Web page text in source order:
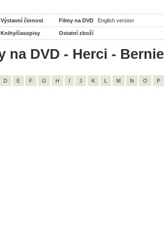
Výstavní činnost Filmy na DVD English version
Knihy/časopisy Ostatní zboží
na DVD - Herci -
D E F G H I J K L M N O P